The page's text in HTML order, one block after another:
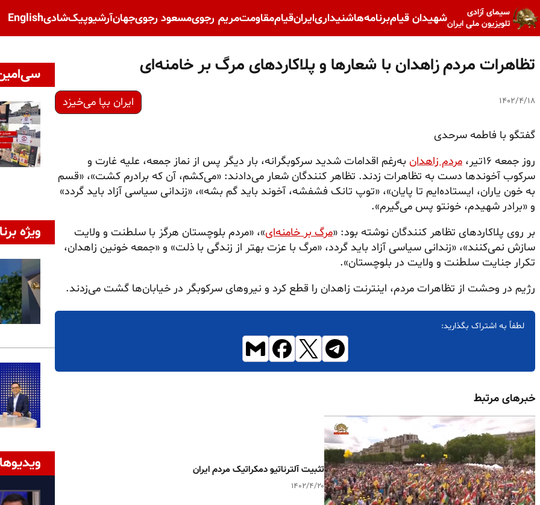
سیمای آزادی
تلویزیون ملی ایرانشهیدان قیامبرنامه‌هاشنیداریایرانقیاممقاومتمریم رجویمسعود رجویجهانآرشیوپیک‌شادیEnglish
تظاهرات مردم زاهدان با شعارها و پلاکاردهای مرگ بر خامنه‌ای
۱۴۰۲/۴/۱۸ ایران بپا می‌خیزد
گفتگو با فاطمه سرحدی
روز جمعه ۱۶تیر،
مردم زاهدان به‌رغم اقدامات شدید سرکوبگرانه، بار دیگر پس از نماز جمعه، علیه غارت و
سرکوب آخوندها دست به تظاهرات زدند. تظاهر کنندگان شعار می‌دادند: «می‌کشم، آن که برادرم کشت»، «قسم
به خون یاران، ایستاده‌ایم تا پایان»، «توپ تانک فشفشه، آخوند باید گم بشه»، «زندانی سیاسی آزاد باید گردد»
و «برادر شهیدم، خونتو پس می‌گیرم».
بر روی پلاکاردهای تظاهر کنندگان نوشته بود: «مرگ بر خامنه‌ای»، «مردم بلوچستان هرگز با سلطنت و ولایت
سازش نمی‌کنند»، «زندانی سیاسی آزاد باید گردد، «مرگ با عزت بهتر از زندگی با ذلت» و «جمعه خونین زاهدان،
تکرار جنایت سلطنت و ولایت در بلوچستان».
رژیم در وحشت از تظاهرات مردم، اینترنت زاهدان را قطع کرد و نیروهای سرکوبگر در خیابان‌ها گشت می‌زدند.
لطفاً به اشتراک بگذارید:
خبرهای مرتبط
تثبیت آلترناتیو دمکراتیک مردم ایران
۱۴۰۲/۴/۲۰
ویژه